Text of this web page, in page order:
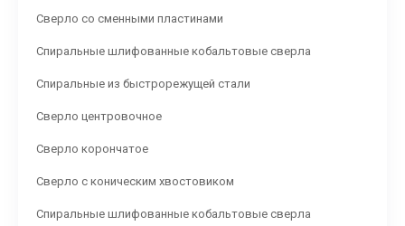
Сверло со сменными пластинами
Спиральные шлифованные кобальтовые сверла
Спиральные из быстрорежущей стали
Сверло центровочное
Сверло корончатое
Сверло с коническим хвостовиком
Спиральные шлифованные кобальтовые сверла